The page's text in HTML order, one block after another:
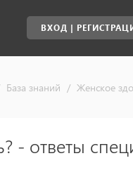
ВХОД |
База знаний / Женское
- ответы